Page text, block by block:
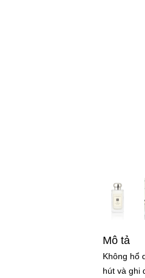
Mô tả
Không hổ
hút và ghi